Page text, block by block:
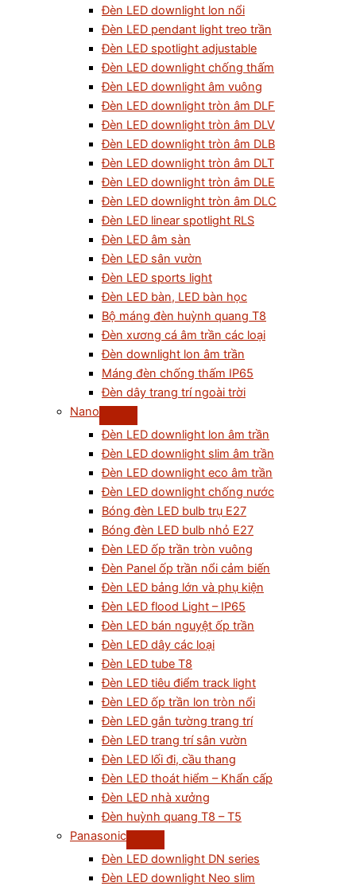
Đèn LED downlight lon nổi
Đèn LED pendant light treo trần
Đèn LED spotlight adjustable
Đèn LED downlight chống thấm
Đèn LED downlight âm vuông
Đèn LED downlight tròn âm DLF
Đèn LED downlight tròn âm DLV
Đèn LED downlight tròn âm DLB
Đèn LED downlight tròn âm DLT
Đèn LED downlight tròn âm DLE
Đèn LED downlight tròn âm DLC
Đèn LED linear spotlight RLS
Đèn LED âm sàn
Đèn LED sân vườn
Đèn LED sports light
Đèn LED bàn, LED bàn học
Bộ máng đèn huỳnh quang T8
Đèn xương cá âm trần các loại
Đèn downlight lon âm trần
Máng đèn chống thấm IP65
Đèn dây trang trí ngoài trời
Nano
Đèn LED downlight lon âm trần
Đèn LED downlight slim âm trần
Đèn LED downlight eco âm trần
Đèn LED downlight chống nước
Bóng đèn LED bulb trụ E27
Bóng đèn LED bulb nhỏ E27
Đèn LED ốp trần tròn vuông
Đèn Panel ốp trần nổi cảm biến
Đèn LED bảng lớn và phụ kiện
Đèn LED flood Light – IP65
Đèn LED bán nguyệt ốp trần
Đèn LED dây các loại
Đèn LED tube T8
Đèn LED tiêu điểm track light
Đèn LED ốp trần lon tròn nổi
Đèn LED gắn tường trang trí
Đèn LED trang trí sân vườn
Đèn LED lối đi, cầu thang
Đèn LED thoát hiểm – Khẩn cấp
Đèn LED nhà xưởng
Đèn huỳnh quang T8 – T5
Panasonic
Đèn LED downlight DN series
Đèn LED downlight Neo slim